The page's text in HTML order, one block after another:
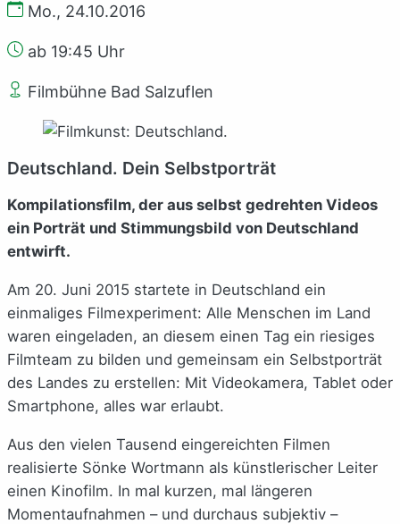
Mo., 24.10.2016
ab 19:45 Uhr
Filmbühne Bad Salzuflen
Deutschland. Dein Selbstporträt
Kompilationsfilm, der aus selbst gedrehten Videos
ein Porträt und Stimmungsbild von Deutschland
entwirft.
Am 20. Juni 2015 startete in Deutschland ein
einmaliges Filmexperiment: Alle Menschen im Land
waren eingeladen, an diesem einen Tag ein riesiges
Filmteam zu bilden und gemeinsam ein Selbstporträt
des Landes zu erstellen: Mit Videokamera, Tablet oder
Smartphone, alles war erlaubt.
Aus den vielen Tausend eingereichten Filmen
realisierte Sönke Wortmann als künstlerischer Leiter
einen Kinofilm. In mal kurzen, mal längeren
Momentaufnahmen – und durchaus subjektiv –